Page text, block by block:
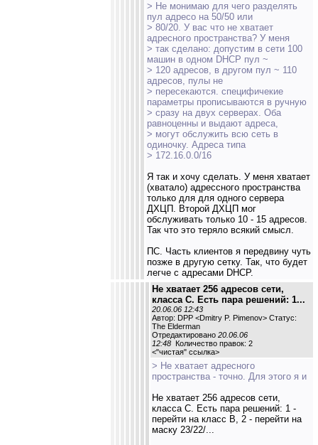
> Не монимаю для чего разделять
пул адресо на 50/50 или
> 80/20. У вас что не хватает
адресного пространства? У меня
> так сделано: допустим в сети 100
машин в одном DHCP пул ~
> 120 адресов, в другом пул ~ 110
адресов, пулы не
> пересекаются. специфичекие
параметры прописываются в ручную
> сразу на двух серверах. Оба
равноценны и выдают адреса,
> могут обслужить всю сеть в
одиночку. Адреса типа
> 172.16.0.0/16
Я так и хочу сделать. У меня хватает
(хватало) адрессного пространства
только для для одного сервера
ДХЦП. Второй ДХЦП мог
обслуживать только 10 - 15 адресов.
Так что это теряло всякий смысл.
ПС. Часть клиентов я передвину чуть
позже в другую сетку. Так, что будет
легче с адресами DHCP.
Не хватает 256 адресов сети,
класса С. Есть пара решений: 1...
20.06.06 12:43
Автор: DPP <Dmitry P. Pimenov> Статус:
The Elderman
Отредактировано 20.06.06
12:48 Количество правок: 2
<"чистая" ссылка>
> Не хватает адресного
пространства - точно. Для этого я и
Не хватает 256 адресов сети,
класса С. Есть пара решений: 1 -
перейти на класс В, 2 - перейти на
маску 23/22/...